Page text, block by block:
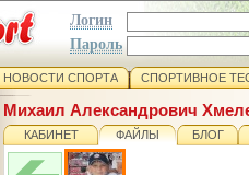
Логин
Пароль
НОВОСТИ СПОРТА СПОРТИВНОЕ
Михаил Александрович
КАБИНЕТ ФАЙЛЫ БЛОГ